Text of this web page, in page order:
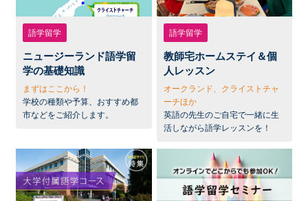
語学留学
ニュージーランド語学留
学の基礎知識
まずはここから！
学校の種類や予算、おすすめ都
市などをご紹介します。
語学留学
教師宅ホームステイ＆個
人レッスン
オークランド、クライストチャ
ーチほか
英語の先生のご自宅で一緒に生
活しながら語学レッスンを！